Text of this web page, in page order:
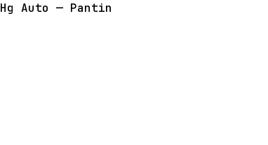
Hg Auto — Pantin